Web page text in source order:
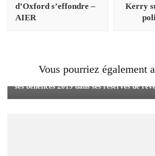
d’Oxford s’effondre –
AIER
Kerry
Vous pourriez également
La société aéroportuaire allemande
ses bénéfices 2019 dans ses réserves de